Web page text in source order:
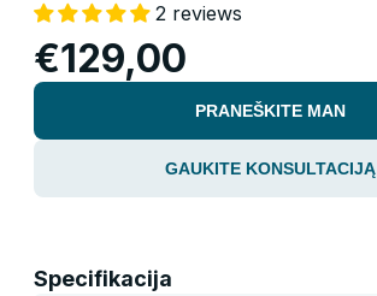
2 reviews
€129,00
PRANEŠKITE MAN
GAUKITE KONSULTACIJĄ
Specifikacija